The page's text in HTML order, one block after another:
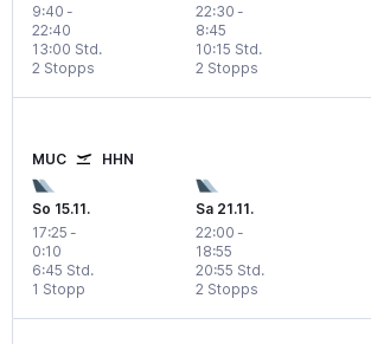
9:40 -
22:40
2 Stopps
13:00 Std.
22:30 -
8:45
2 Stopps
10:15 Std.
MUC HHN
So 15.11.
17:25 -
0:10
1 Stopp
6:45 Std.
Sa 21.11.
22:00 -
18:55
2 Stopps
20:55 Std.